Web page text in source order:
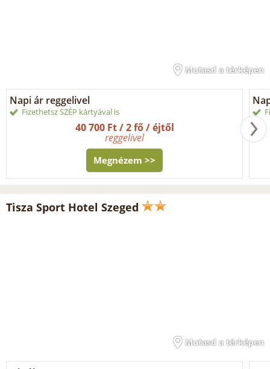
Mutasd a térképen
Napi ár reggelivel
Fizethetsz SZÉP kártyával is
40 700 Ft / 2 fő / éjtől
reggelivel
Megnézem >>
Tisza Sport Hotel Szeged
Mutasd a térképen